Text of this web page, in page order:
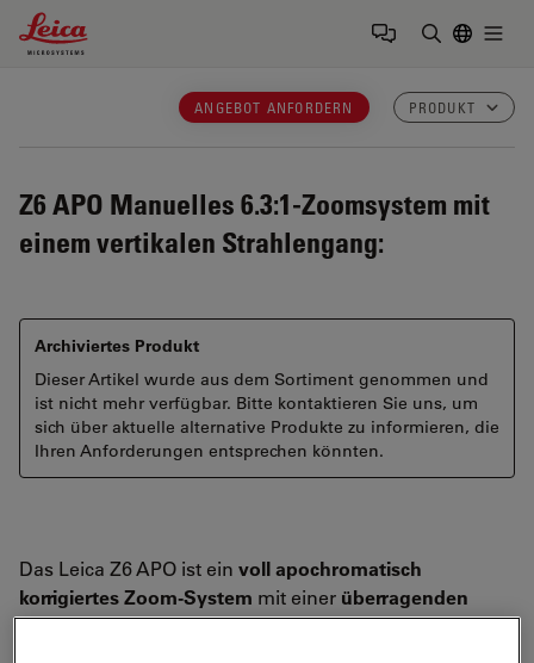
Leica Microsystems Logo
ANGEBOT ANFORDERN PRODUKT
Z6 APO Manuelles 6.3:1-Zoomsystem mit
einem vertikalen Strahlengang:
Archiviertes Produkt
Dieser Artikel wurde aus dem Sortiment genommen und
ist nicht mehr verfügbar. Bitte kontaktieren Sie uns, um
sich über aktuelle alternative Produkte zu informieren, die
Ihren Anforderungen entsprechen könnten.
Das Leica Z6 APO ist ein voll apochromatisch
korrigiertes Zoom-System mit einer überragenden
Lichtausbeute. Der hohe Kontrast und die hohe